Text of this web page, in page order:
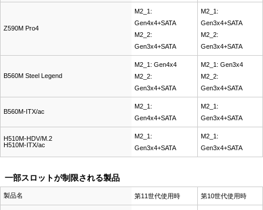
Z590M Pro4
M2_1:
Gen4x4+SATA
M2_2:
Gen3x4+SATA
M2_1:
Gen3x4+SATA
M2_2:
Gen3x4+SATA
B560M Steel Legend
M2_1: Gen4x4
M2_2:
Gen3x4+SATA
M2_1: Gen3x4
M2_2:
Gen3x4+SATA
B560M-ITX/ac
M2_1:
Gen4x4+SATA
M2_1:
Gen3x4+SATA
H510M-HDV/M.2
H510M-ITX/ac
M2_1:
Gen3x4+SATA
M2_1:
Gen3x4+SATA
一部スロットが制限される製品
製品名 第11世代使用時 第10世代使用時